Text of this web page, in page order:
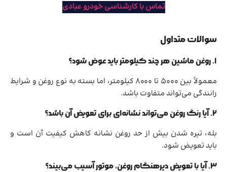
تماس با کارشناسی خودرو عبادی
سوالات متداول
۱. روغن ماشین هر چند کیلومتر باید عوض شود؟
معمولاً بین ۵۰۰۰ تا ۸۰۰۰ کیلومتر، اما بسته به نوع روغن و شرایط
رانندگی می‌تواند متفاوت باشد.
۲. آیا رنگ روغن می‌تواند نشانه‌ای برای تعویض آن باشد؟
بله، تیره شدن بیش از حد روغن نشانه کاهش کیفیت آن است و
باید تعویض شود.
۳. آیا با تعویض دیرهنگام روغن، موتور آسیب می‌بیند؟